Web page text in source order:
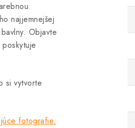
najjemnejšej
Objavte
si vytvorte
fotografie.